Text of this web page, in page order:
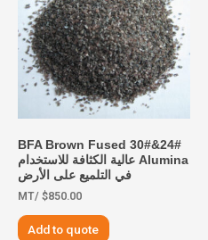
24#&30# BFA Brown Fused
Alumina عالية الكثافة للاستخدام
في التلميع على الأرض
$850.00
/MT
Add to quote